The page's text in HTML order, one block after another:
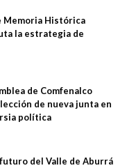
Memoria Histórica
la estrategia de
de Comfenalco
de nueva junta en
política
del Valle de Aburrá